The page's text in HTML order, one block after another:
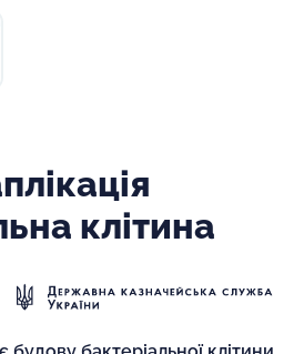
клітина